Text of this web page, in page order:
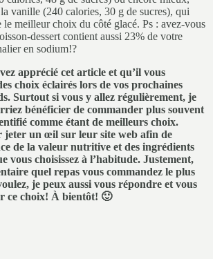
vanille (240 calories, 30 g de sucres), qui
le meilleur choix du côté glacé. Ps : avez-vous
dessert contient aussi 23% de votre
en sodium!?
apprécié cet article et qu’il vous
choix éclairés lors de vos prochaines
Surtout si vous y allez régulièrement, je
bénéficier de commander plus souvent
comme étant de meilleurs choix.
jeter un œil sur leur site web afin de
de la valeur nutritive et des ingrédients
vous choisissez à l’habitude. Justement,
quel repas vous commandez le plus
je peux aussi vous répondre et vous
ce choix! À bientôt! 🙂